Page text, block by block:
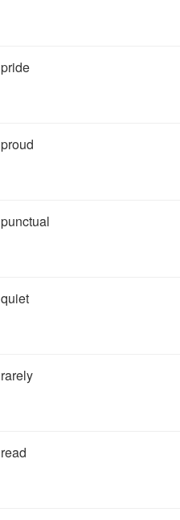
pride
proud
punctual
quiet
rarely
read